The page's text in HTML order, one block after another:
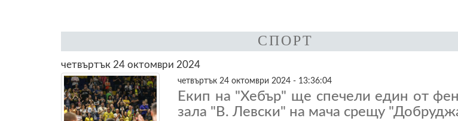
СПОРТ
четвъртък 24 октомври 2024
четвъртък 24 октомври 2024 - 13:36:04
Екип на "Хебър" ще спечели един от
зала "В. Левски" на мача срещу